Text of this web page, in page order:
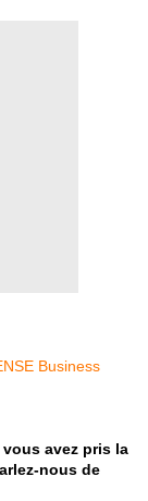
Business
avez pris la
nous de